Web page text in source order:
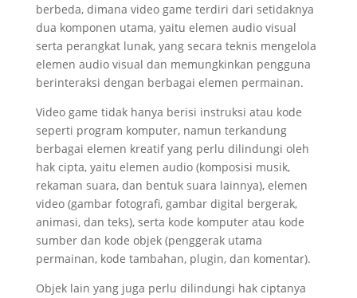
berbeda, dimana video game terdiri dari setidaknya
dua komponen utama, yaitu elemen audio visual
serta perangkat lunak, yang secara teknis mengelola
elemen audio visual dan memungkinkan pengguna
berinteraksi dengan berbagai elemen permainan.
Video game tidak hanya berisi instruksi atau kode
seperti program komputer, namun terkandung
berbagai elemen kreatif yang perlu dilindungi oleh
hak cipta, yaitu elemen audio (komposisi musik,
rekaman suara, dan bentuk suara lainnya), elemen
video (gambar fotografi, gambar digital bergerak,
animasi, dan teks), serta kode komputer atau kode
sumber dan kode objek (penggerak utama
permainan, kode tambahan, plugin, dan komentar).
Objek lain yang juga perlu dilindungi hak ciptanya